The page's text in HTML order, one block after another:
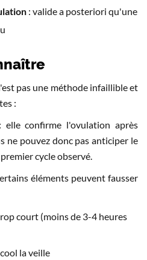
: valide a posteriori qu'une
pas une méthode infaillible et
:
: elle confirme l'ovulation après
ne pouvez donc pas anticiper le
cycle observé.
éléments peuvent fausser
court (moins de 3-4 heures
la veille